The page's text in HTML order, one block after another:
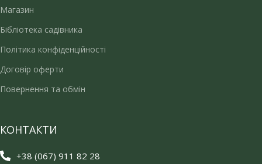
Магазин
Бібліотека садівника
Політика конфіденційності
Договір оферти
Повернення та обмін
КОНТАКТИ
+38 (067) 911 82 28